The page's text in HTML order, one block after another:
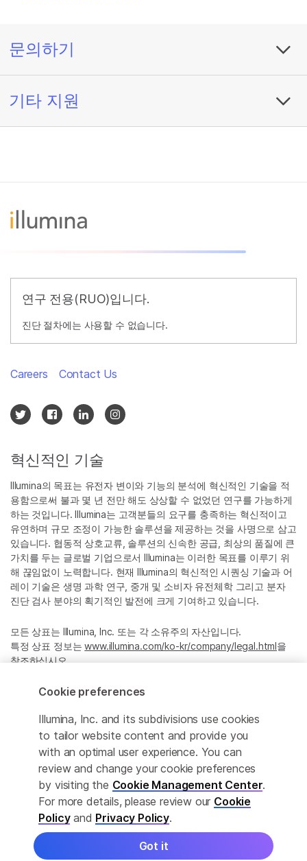
문의하기
기타 지원
연구 전용(RUO)입니다.
진단 절차에는 사용할 수 없습니다.
정확한 번역을 제공하고자 합당한 노력을 기울였으나, 자동 번역은
완벽하지 않으며, 그 목적 또한 원문을 대체하기 위함이 아닙니다. 공
식 콘텐츠는 영문 버전의 원문 콘텐츠임을 참고 부탁드립니다.
혁신적인 기술
Illumina의 목표는 유전자 변이와 기능의 분석에 혁신적인 기술을 적
용함으로써 불과 몇 년 전만 해도 상상할 수 없었던 연구를 가능하게
하는 것입니다. Illumina는 고객분들의 요구를 충족하는 혁신적이고
유연하며 규모 조정이 가능한 솔루션을 제공하는 것을 사명으로 삼고
있습니다. 협동적 상호교류, 솔루션의 신속한 공급, 최상의 품질에 큰
가치를 두는 글로벌 기업으로서 Illumina는 이러한 목표를 이루기 위
해 끊임없이 노력합니다. 현재 Illumina의 혁신적인 시퀀싱 기술과 어
레이 기술은 생명 과학 연구, 중개 및 소비자 유전체학 그리고 분자
진단 검사 분야의 획기적인 발전에 크게 기여하고 있습니다.
모든 상표는 Illumina, Inc. 또는 각 소유주의 자산입니다.
특정 상표 정보는www.illumina.com/ko-kr/company/legal.html을
참조하십시오.
Privacy Policy
Careers Contact Us
© 2026 Illumina, Inc. All rights reserved.
Cookie preferences
Illumina, Inc. and its subdivisions use cookies
to tailor website content and provide you
with an optimal user experience. You can
review and change your cookie preferences
by visiting the Cookie Management Center.
For more details, please review our Cookie
Policyand Privacy Policy.
Got it